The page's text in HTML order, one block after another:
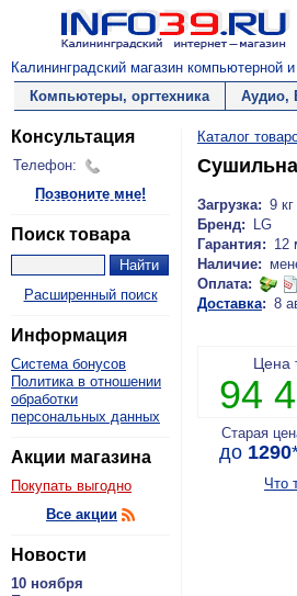
Калининградский магазин компьютерной
Компьютеры, оргтехника
Аудио,
Консультация
Телефон:
Позвоните мне!
Поиск товара
Расширенный поиск
Информация
Система бонусов
Политика в отношении
обработки
персональных данных
Акции магазина
Покупать выгодно
Все акции
Новости
10 ноября
Каталог
Загрузка: 9 кг
Бренд:
LG
Гарантия: 12
Наличие:
Оплата:
Доставка: 8
Цена
94
Старая
до 1290
Что